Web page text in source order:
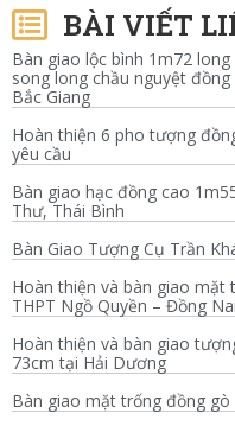
BÀI VIẾT
Bàn giao lộc bình 1m72
song long chầu nguyệt
Bắc Giang
Hoàn thiện 6 pho tượng
yêu cầu
Bàn giao hạc đồng cao
Thư, Thái Bình
Bàn Giao Tượng Cụ Trần
Hoàn thiện và bàn giao mặt
THPT Ngồ Quyền – Đồng Nai
Hoàn thiện và bàn giao
73cm tại Hải Dương
Bàn giao mặt trống đồng